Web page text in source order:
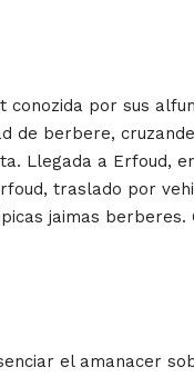
conozida por sus
de berbere,
Llegada a Erfoud,
traslado por
jaimas
el amanacer